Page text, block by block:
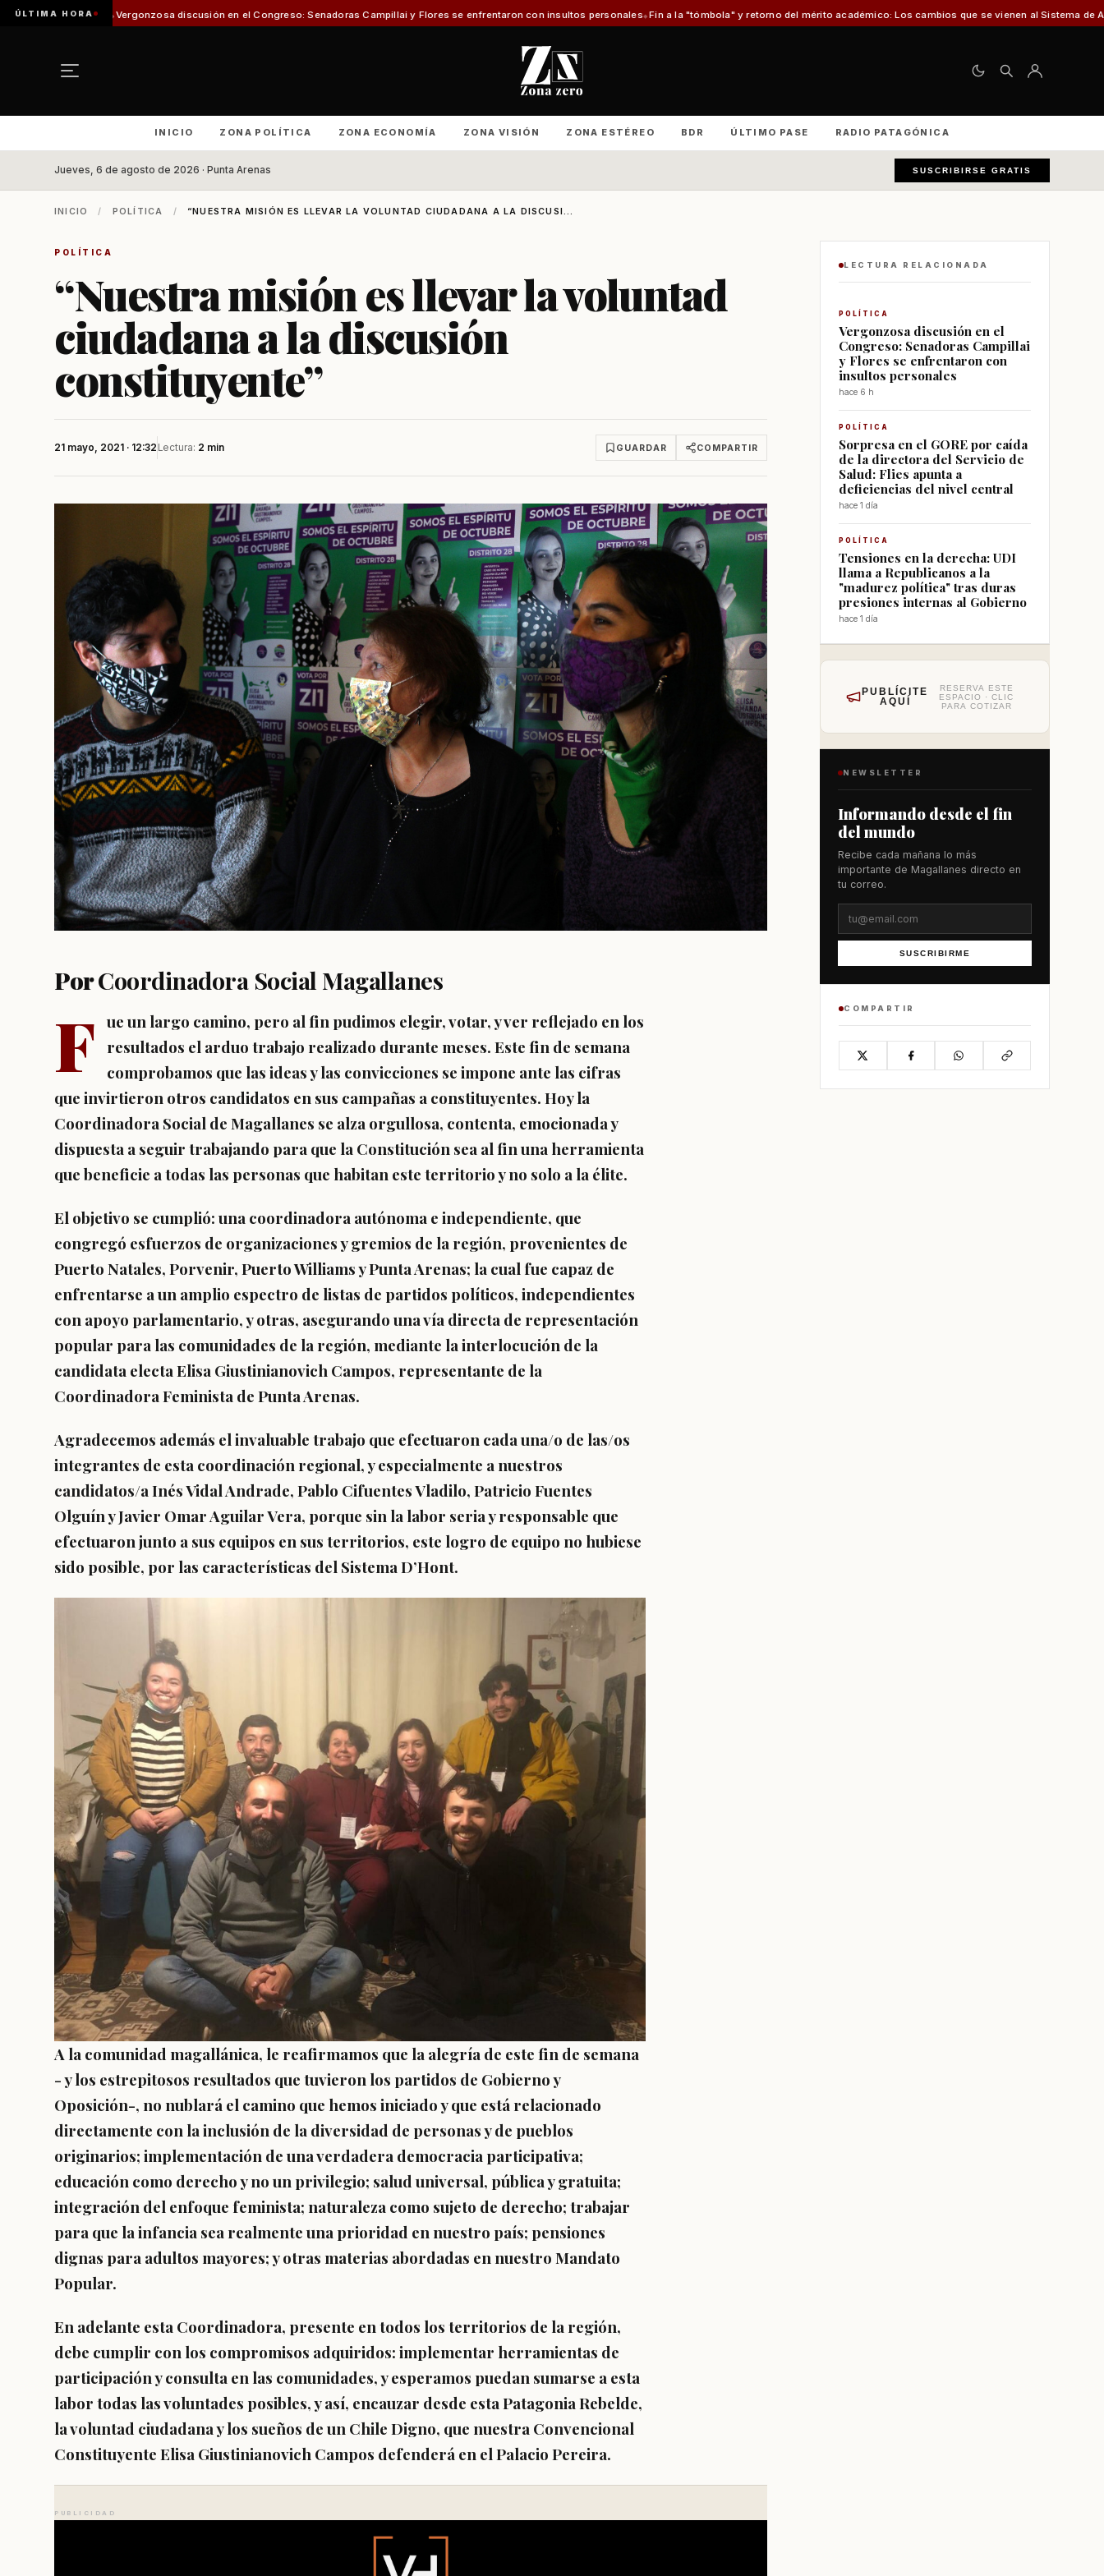
ÚLTIMA HORA
discusión en el Congreso: Senadoras Campillai y Flores se enfrentaron con insultos personales Fin a la "tómbola" y retorno del mérito académico: Los cambios que se vienen al Sistema de Admisión Escolar (SAE)
INICIO ZONA POLÍTICA ZONA ECONOMÍA ZONA VISIÓN ZONA ESTÉREO BDR ÚLTIMO PASE RADIO PATAGÓNICA
Jueves, 6 de agosto de 2026 · Punta Arenas SUSCRIBIRSE GRATIS
INICIO / POLÍTICA / “NUESTRA MISIÓN ES LLEVAR LA VOLUNTAD CIUDADANA A LA DISCUSI...
POLÍTICA
“Nuestra misión es llevar la voluntad
ciudadana a la discusión
constituyente”
21 mayo, 2021 · 12:32 Lectura: 2 min GUARDAR COMPARTIR
PorCoordinadora Social Magallanes
F ue un largo camino, pero al fin pudimos elegir, votar, y ver reflejado en los
resultados el arduo trabajo realizado durante meses. Este fin de semana
comprobamos que las ideas y las convicciones se impone ante las cifras
que invirtieron otros candidatos en sus campañas a constituyentes. Hoy la
Coordinadora Social de Magallanes se alza orgullosa, contenta, emocionada y
dispuesta a seguir trabajando para que la Constitución sea al fin una herramienta
que beneficie a todas las personas que habitan este territorio y no solo a la élite.
El objetivo se cumplió: una coordinadora autónoma e independiente, que
congregó esfuerzos de organizaciones y gremios de la región, provenientes de
Puerto Natales, Porvenir, Puerto Williams y Punta Arenas; la cual fue capaz de
enfrentarse a un amplio espectro de listas de partidos políticos, independientes
con apoyo parlamentario, y otras, asegurando una vía directa de representación
popular para las comunidades de la región, mediante la interlocución de la
candidata electa Elisa Giustinianovich Campos, representante de la
Coordinadora Feminista de Punta Arenas.
Agradecemos además el invaluable trabajo que efectuaron cada una/o de las/os
integrantes de esta coordinación regional, y especialmente a nuestros
candidatos/a Inés Vidal Andrade, Pablo Cifuentes Vladilo, Patricio Fuentes
Olguín y Javier Omar Aguilar Vera, porque sin la labor seria y responsable que
efectuaron junto a sus equipos en sus territorios, este logro de equipo no hubiese
sido posible, por las características del Sistema D’Hont.
A la comunidad magallánica, le reafirmamos que la alegría de este fin de semana
- y los estrepitosos resultados que tuvieron los partidos de Gobierno y
Oposición-, no nublará el camino que hemos iniciado y que está relacionado
directamente con la inclusión de la diversidad de personas y de pueblos
originarios; implementación de una verdadera democracia participativa;
educación como derecho y no un privilegio; salud universal, pública y gratuita;
integración del enfoque feminista; naturaleza como sujeto de derecho; trabajar
para que la infancia sea realmente una prioridad en nuestro país; pensiones
dignas para adultos mayores; y otras materias abordadas en nuestro Mandato
Popular.
En adelante esta Coordinadora, presente en todos los territorios de la región,
debe cumplir con los compromisos adquiridos: implementar herramientas de
participación y consulta en las comunidades, y esperamos puedan sumarse a esta
labor todas las voluntades posibles, y así, encauzar desde esta Patagonia Rebelde,
la voluntad ciudadana y los sueños de un Chile Digno, que nuestra Convencional
Constituyente Elisa Giustinianovich Campos defenderá en el Palacio Pereira.
PUBLICIDAD
LECTURA RELACIONADA
POLÍTICA
Vergonzosa discusión en el
Congreso: Senadoras Campillai
y Flores se enfrentaron con
insultos personales
hace 6 h
POLÍTICA
Sorpresa en el GORE por caída
de la directora del Servicio de
Salud: Flies apunta a
deficiencias del nivel central
hace 1 día
POLÍTICA
Tensiones en la derecha: UDI
llama a Republicanos a la
"madurez política" tras duras
presiones internas al Gobierno
hace 1 día
PUBLÍCITE
AQUÍ
RESERVA ESTE
ESPACIO · CLIC
PARA COTIZAR
NEWSLETTER
Informando desde el fin
del mundo
Recibe cada mañana lo más
importante de Magallanes directo en
tu correo.
SUSCRIBIRME
COMPARTIR